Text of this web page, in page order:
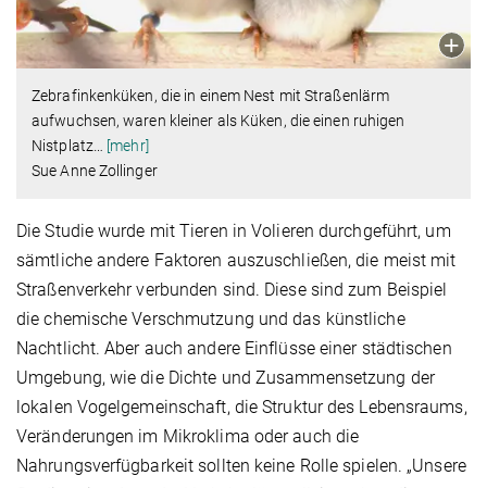
Zebrafinkenküken, die in einem Nest mit Straßenlärm
aufwuchsen, waren kleiner als Küken, die einen ruhigen
Nistplatz… [mehr]
Sue Anne Zollinger
Die Studie wurde mit Tieren in Volieren durchgeführt, um
sämtliche andere Faktoren auszuschließen, die meist mit
Straßenverkehr verbunden sind. Diese sind zum Beispiel
die chemische Verschmutzung und das künstliche
Nachtlicht. Aber auch andere Einflüsse einer städtischen
Umgebung, wie die Dichte und Zusammensetzung der
lokalen Vogelgemeinschaft, die Struktur des Lebensraums,
Veränderungen im Mikroklima oder auch die
Nahrungsverfügbarkeit sollten keine Rolle spielen. „Unsere